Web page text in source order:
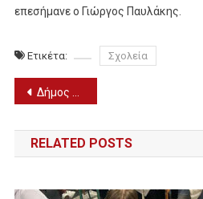
επεσήμανε ο Γιώργος Παυλάκης.
Ετικέτα: Σχολεία
Πλοήγηση
άρθρων
Δήμος Πέλλας: Υποψήφιος στις επόμενες Δημοτικές Εκλογές ο Στάθης Καστερίδης
RELATED POSTS